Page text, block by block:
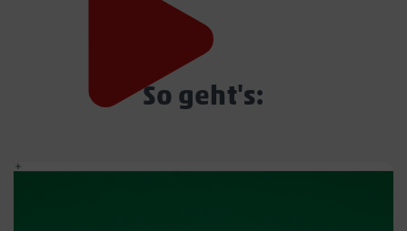
YouTube Video
einzubetten. Dieser Service kann Daten zu
Ihren Aktivitäten sammeln. Bitte lesen Sie die
Details durch und stimmen Sie der Nutzung
des Service zu, um diese Inhalte anzuzeigen.
Weitere Infos:Datenschutzhinweise
So geht's: